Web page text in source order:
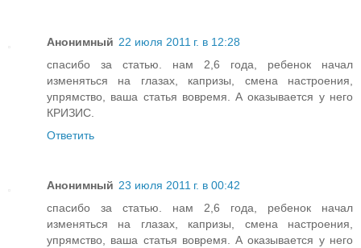
Анонимный 22 июля 2011 г. в 12:28
спасибо за статью. нам 2,6 года, ребенок начал
изменяться на глазах, капризы, смена настроения,
упрямство, ваша статья вовремя. А оказывается у него
КРИЗИС.
Ответить
Анонимный 23 июля 2011 г. в 00:42
спасибо за статью. нам 2,6 года, ребенок начал
изменяться на глазах, капризы, смена настроения,
упрямство, ваша статья вовремя. А оказывается у него